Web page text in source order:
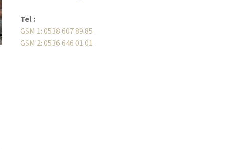
Tel :
GSM 1: 0538 607 89 85
GSM 2: 0536 646 01 01